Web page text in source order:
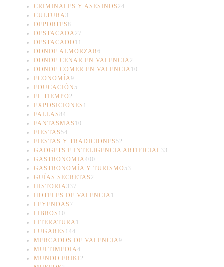
CRIMINALES Y ASESINOS 24
CULTURA3
DEPORTES8
DESTACADA27
DESTACADO 11
DONDE ALMORZAR6
DONDE CENAR EN VALENCIA2
DONDE COMER EN VALENCIA10
ECONOMÍA9
EDUCACIÓN 5
EL TIEMPO 2
EXPOSICIONES 1
FALLAS84
FANTASMAS 10
FIESTAS 54
FIESTAS Y TRADICIONES 52
GADGETS E INTELIGENCIA ARTIFICIAL33
GASTRONOMIA400
GASTRONOMÍA Y TURISMO 53
GUÍAS SECRETAS 2
HISTORIA337
HOTELES DE VALENCIA1
LEYENDAS 7
LIBROS 10
LITERATURA1
LUGARES 144
MERCADOS DE VALENCIA9
MULTIMEDIA4
MUNDO FRIKI2